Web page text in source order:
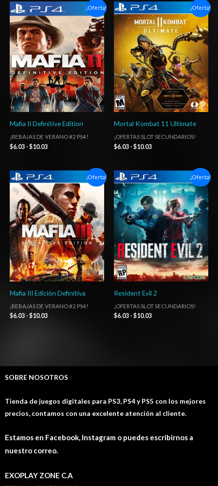
¡Oferta!
Mafia II Definitive Edition
¡REBAJAS DE VERANO #2 PS4!
$6.03 - $10.03
Rango
de
precios:
desde
$6.03
hasta
$10.03
¡Oferta!
Mortal Kombat 11 Ultimate
¡OFERTAS SLOT SECUNDARIOS!
$6.03 - $10.03
Rango
de
precios:
desde
$6.03
hasta
$10.03
¡Oferta!
Mafia III Edición Definitiva
¡REBAJAS DE VERANO #2 PS4!
$6.03 - $10.03
Rango
de
precios:
desde
$6.03
hasta
$10.03
¡Oferta!
Resident Evil 2
¡OFERTAS SLOT SECUNDARIOS!
$6.03 - $10.03
Rango
de
precios:
desde
$6.03
hasta
$10.03
SOBRE NOSOTROS
Tienda de juegos digitales para PS3, PS4 y PS5 con los mejores
precios, contamos con una excelente atención al cliente.
Estamos en Facebook, Instagram o puedes escribirnos a
nuestro correo.
EXOPLAY ZONE C.A